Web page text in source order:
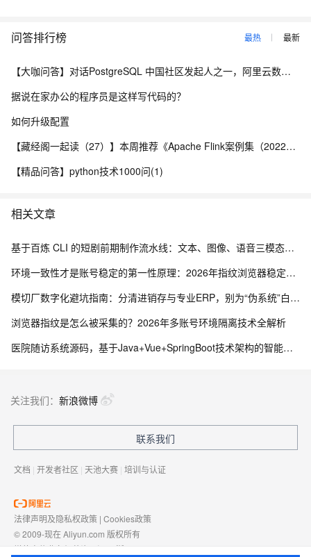
问答排行榜 最热 最新
【大咖问答】对话PostgreSQL 中国社区发起人之一，阿里云数据库高级专家 德哥
据说在家办公的程序员是这样写代码的？
如何升级配置
【藏经阁一起读（27）】本周推荐《Apache Flink案例集（2022版）》，你有哪些心得？
【精品问答】python技术1000问(1)
相关文章
基于百炼 CLI 的短剧前期制作流水线：文本、图像、语音三模态协同实践
环境一致性才是账号稳定的第一性原理：2026年指纹浏览器稳定性技术拆解
模切厂数字化避坑指南：分清进销存与专业ERP，别为“伪系统”白白投入成本
浏览器指纹是怎么被采集的？2026年多账号环境隔离技术全解析
医院随访系统源码，基于Java+Vue+SpringBoot技术架构的智能化管理平台
关注我们： 新浪微博
联系我们
文档 | 开发者社区 | 天池大赛 | 培训与认证
法律声明及隐私权政策 | Cookies政策
© 2009-现在 Aliyun.com 版权所有
增值电信业务经营许可证： 浙B2-20080101